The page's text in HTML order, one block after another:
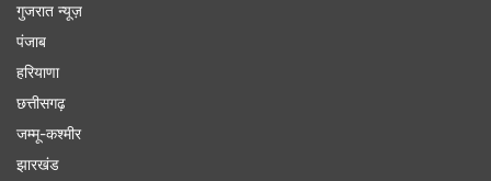
लश्कर-जैश के हेडक्वार्टर को मिट्टी में मिला दिया
गृह मंत्री शाह ने कहा,'उरी हमले के बाद सर्जिकल स्ट्राइक
करके प्रतिकात्मक जवाब दिया गया। चेतावनी दी गई।
पुलवामा में हमला हुआ तो एयरस्ट्राइक करके चेतावनी दी।
गुजरात न्यूज़
पंजाब
हरियाणा
छत्तीसगढ़
जम्मू-कश्मीर
झारखंड